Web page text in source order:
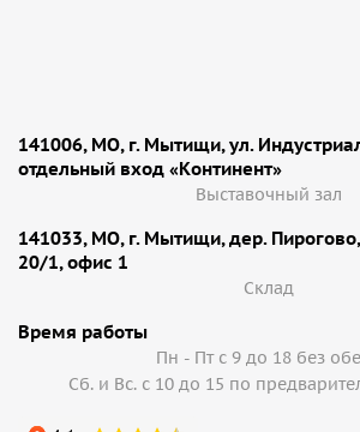
141006, МО, г. Мытищи, ул.
отдельный вход «Континент»
Выставочный зал
141033, МО, г. Мытищи, дер. Пирогово,
20/1, офис 1
Cклад
Время работы
Пн - Пт с 9 до 18 без
Сб. и Вс. с 10 до 15 по